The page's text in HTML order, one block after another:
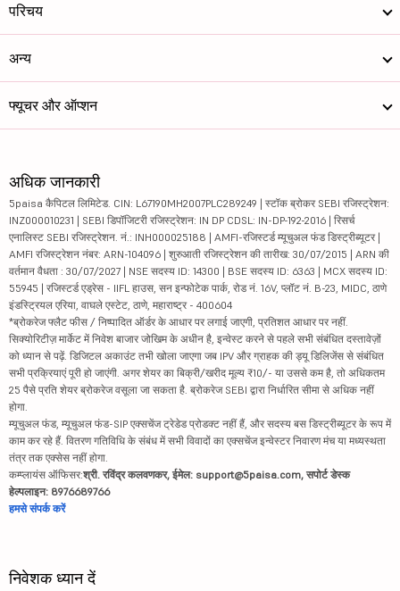
परिचय
अन्य
फ्यूचर और ऑप्शन
अधिक जानकारी
5paisa कैपिटल लिमिटेड. CIN: L67190MH2007PLC289249 | स्टॉक ब्रोकर SEBI रजिस्ट्रेशन:
INZ000010231 | SEBI डिपॉजिटरी रजिस्ट्रेशन: IN DP CDSL: IN-DP-192-2016 | रिसर्च
एनालिस्ट SEBI रजिस्ट्रेशन. नं.: INH000025188 | AMFI-रजिस्टर्ड म्यूचुअल फंड डिस्ट्रीब्यूटर |
AMFI रजिस्ट्रेशन नंबर: ARN-104096 | शुरुआती रजिस्ट्रेशन की तारीख: 30/07/2015 | ARN की
वर्तमान वैधता : 30/07/2027 | NSE सदस्य ID: 14300 | BSE सदस्य ID: 6363 | MCX सदस्य ID:
55945 | रजिस्टर्ड एड्रेस - IIFL हाउस, सन इन्फोटेक पार्क, रोड नं. 16V, प्लॉट नं. B-23, MIDC, ठाणे
इंडस्ट्रियल एरिया, वाघले एस्टेट, ठाणे, महाराष्ट्र - 400604
*ब्रोकरेज फ्लैट फीस / निष्पादित ऑर्डर के आधार पर लगाई जाएगी, प्रतिशत आधार पर नहीं.
सिक्योरिटीज़ मार्केट में निवेश बाजार जोखिम के अधीन है, इन्वेस्ट करने से पहले सभी संबंधित दस्तावेज़ों
को ध्यान से पढ़ें. डिजिटल अकाउंट तभी खोला जाएगा जब IPV और ग्राहक की ड्यू डिलिजेंस से संबंधित
सभी प्रक्रियाएं पूरी हो जाएंगी. अगर शेयर का बिक्री/खरीद मूल्य ₹10/- या उससे कम है, तो अधिकतम
25 पैसे प्रति शेयर ब्रोकरेज वसूला जा सकता है. ब्रोकरेज SEBI द्वारा निर्धारित सीमा से अधिक नहीं
होगा.
म्यूचुअल फंड, म्यूचुअल फंड-SIP एक्सचेंज ट्रेडेड प्रोडक्ट नहीं हैं, और सदस्य बस डिस्ट्रीब्यूटर के रूप में
काम कर रहे हैं. वितरण गतिविधि के संबंध में सभी विवादों का एक्सचेंज इन्वेस्टर निवारण मंच या मध्यस्थता
तंत्र तक एक्सेस नहीं होगा.
कम्प्लायंस ऑफिसर:श्री. रविंद्र कलवणकर, ईमेल: support@5paisa.com, सपोर्ट डेस्क
हेल्पलाइन: 8976689766
हमसे संपर्क करें
निवेशक ध्यान दें